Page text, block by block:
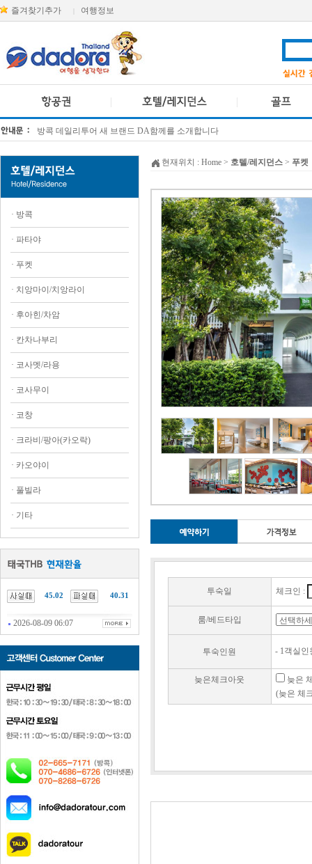
즐겨찾기추가 여행정보
방콕 데일리투어 새 브랜드 DA함께를 소개합니다
· 방콕
· 파타야
· 푸켓
· 치앙마이/치앙라이
· 후아힌/차암
· 칸차나부리
· 코사멧/라용
· 코사무이
· 코창
· 크라비/팡아(카오락)
· 카오야이
· 풀빌라
· 기타
45.02 40.31
2026-08-09 06:07
현재위치 : Home > 호텔/레지던스 > 푸켓
투숙일 체크인 :
룸/베드타입
투숙인원 - 1객실인
늦은체크아웃
늦은
(늦은 체